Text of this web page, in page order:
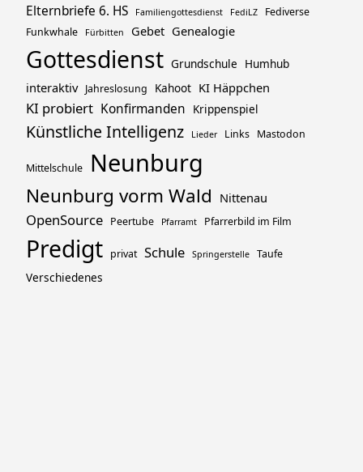
Elternbriefe 6. HS Familiengottesdienst FediLZ
Fediverse
Funkwhale
Fürbitten Gebet Genealogie
Gottesdienst Grundschule Humhub
interaktiv Jahreslosung Kahoot KI Häppchen
KI probiert Konfirmanden Krippenspiel
Künstliche Intelligenz Lieder Links Mastodon
Mittelschule Neunburg
Neunburg vorm Wald Nittenau
OpenSource Peertube Pfarramt Pfarrerbild im Film
Predigt privat Schule Springerstelle Taufe
Verschiedenes